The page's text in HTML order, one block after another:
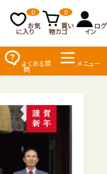
お気
に入り
0
買い
物カゴ
0
ログ
イン
よくある質
問
メニュー